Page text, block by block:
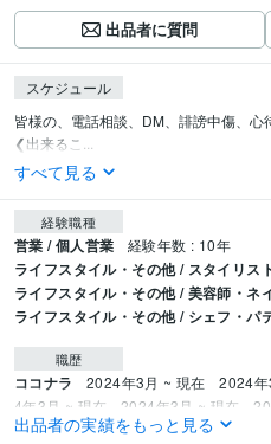
出品者に質問
スケジュール
皆様の、電話相談、DM、誹謗中傷、心
❮出来るこ...
すべて見る
経験職種
営業 / 個人営業 経験年数 : 10年
ライフスタイル・その他 / スタイリス
ライフスタイル・その他 / 美容師・ネ
ライフスタイル・その他 / シェフ・パ
職歴
ココナラ 2024年3月 ~ 現在 2024
4年3月 ~ 現在
2024年3月 ~ 現在
出品者の実績をもっと見る